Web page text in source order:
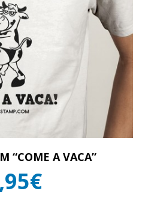
“COME A VACA”